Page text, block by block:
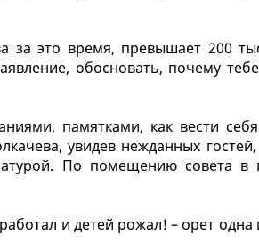
за это время, превышает 200
обосновать, почему
памятками, как вести
увидев нежданных
По помещению совета в
и детей рожал! – орет одна